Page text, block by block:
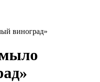
виноград»